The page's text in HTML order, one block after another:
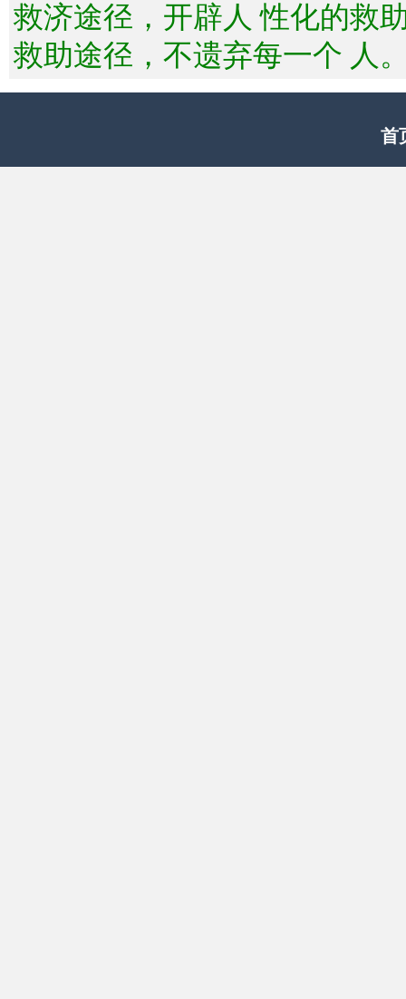
救济途径，开辟人 性化的救
救助途径，不遗弃每一个 人
首